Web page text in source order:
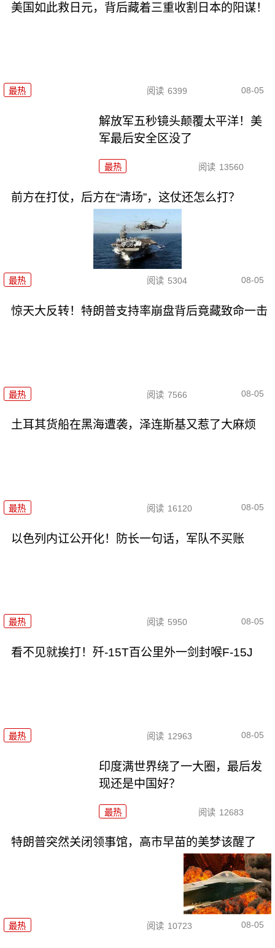
美国如此救日元，背后藏着三重收割日本的阳谋！
最热 阅读 6399 08-05
解放军五秒镜头颠覆太平洋！美
军最后安全区没了
最热 阅读 13560
前方在打仗，后方在“清场”，这仗还怎么打？
最热 阅读 5304 08-05
惊天大反转！特朗普支持率崩盘背后竟藏致命一击
最热 阅读 7566 08-05
土耳其货船在黑海遭袭，泽连斯基又惹了大麻烦
最热 阅读 16120 08-05
以色列内讧公开化！防长一句话，军队不买账
最热 阅读 5950 08-05
看不见就挨打！歼-15T百公里外一剑封喉F-15J
最热 阅读 12963 08-05
印度满世界绕了一大圈，最后发
现还是中国好？
最热 阅读 12683
特朗普突然关闭领事馆，高市早苗的美梦该醒了
最热 阅读 10723 08-05